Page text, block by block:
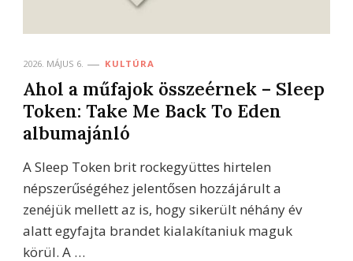
2026. MÁJUS 6. KULTÚRA
Ahol a műfajok összeérnek – Sleep
Token: Take Me Back To Eden
albumajánló
A Sleep Token brit rockegyüttes hirtelen
népszerűségéhez jelentősen hozzájárult a
zenéjük mellett az is, hogy sikerült néhány év
alatt egyfajta brandet kialakítaniuk maguk
körül. A …